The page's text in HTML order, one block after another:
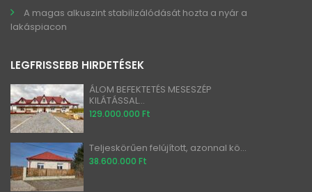
A magas alkuszint stabilizálódását hozta a nyár a
lakáspiacon
LEGFRISSEBB HIRDETÉSEK
ÁLOM BEFEKTETÉS MESESZÉP
KILÁTÁSSAL...
129.000.000 Ft
Teljeskörűen felújított, azonnal kö...
38.600.000 Ft